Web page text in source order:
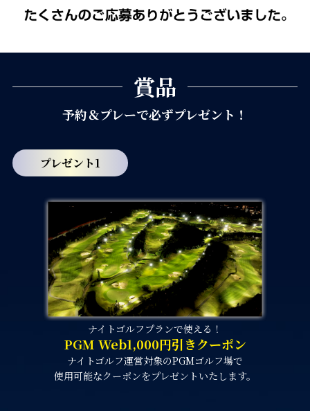
賞品
予約＆プレーで必ずプレゼント！
プレゼント1
ナイトゴルフプランで使える！
PGM Web1,000円引きクーポン
ナイトゴルフ運営対象のPGMゴルフ場で
使用可能なクーポンをプレゼントいたします。